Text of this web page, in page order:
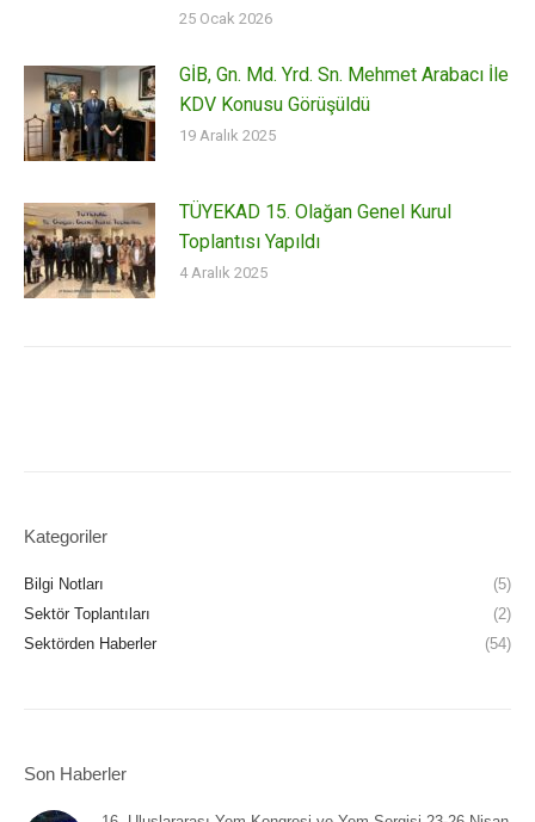
25 Ocak 2026
GİB, Gn. Md. Yrd. Sn. Mehmet Arabacı İle
KDV Konusu Görüşüldü
19 Aralık 2025
TÜYEKAD 15. Olağan Genel Kurul
Toplantısı Yapıldı
4 Aralık 2025
Kategoriler
Bilgi Notları
(5)
Sektör Toplantıları
(2)
Sektörden Haberler
(54)
Son Haberler